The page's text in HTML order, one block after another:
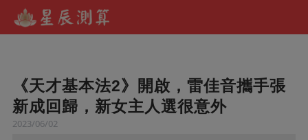
《天才基本法2》開啟，雷佳音攜手張
新成回歸，新女主人選很意外
2023/06/02